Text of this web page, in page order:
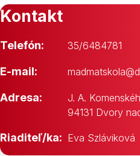
Kontakt
Telefón: 35/6484781
E-mail:
Adresa:
J. A.
94131 Dvory
Riaditeľ/ka: Eva Szláviková